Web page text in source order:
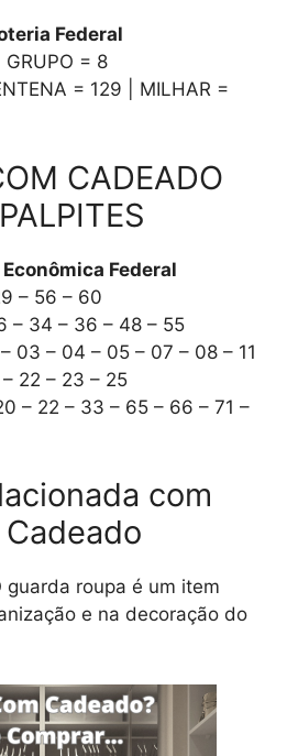
Federal
= 8
= 129 | MILHAR =
CADEADO
Federal
– 56 – 60
– 34 – 36 – 48 – 55
03 – 04 – 05 – 07 – 08 – 11
– 22 – 23 – 25
– 22 – 33 – 65 – 66 – 71 –
com
guarda roupa é um item
e na decoração do